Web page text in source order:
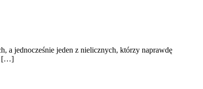
a jednocześnie jeden z nielicznych, którzy naprawdę
[…]